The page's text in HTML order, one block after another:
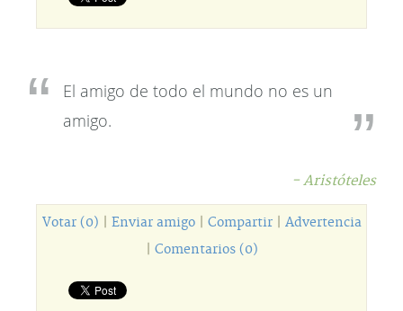
El amigo de todo el mundo no es un
amigo.
- Aristóteles
Votar (0) Enviar amigo| Compartir| Advertencia
Comentarios (0)